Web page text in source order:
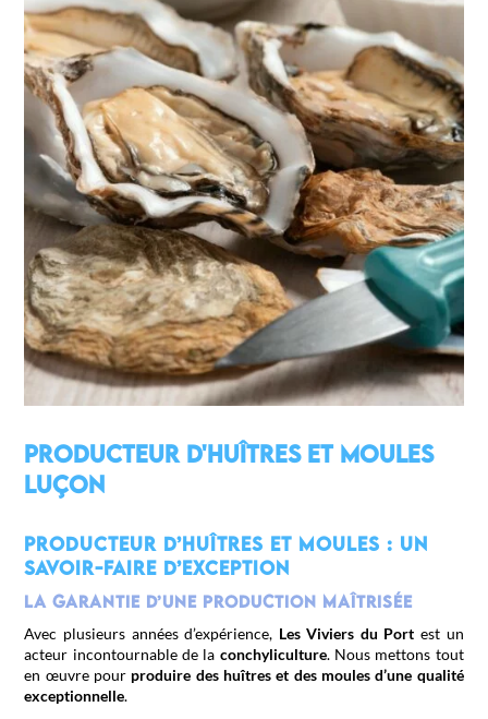
Producteur d'huîtres et moules
Luçon
Producteur d’huîtres et moules : Un
savoir-faire d’exception
La garantie d’une production maîtrisée
Avec plusieurs années d’expérience, Les Viviers du Port est un
acteur incontournable de la conchyliculture. Nous mettons tout
en œuvre pour produire des huîtres et des moules d’une qualité
exceptionnelle.